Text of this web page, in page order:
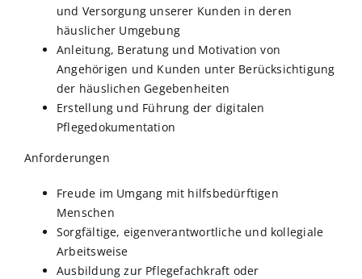
und Versorgung unserer Kunden in deren
häuslicher Umgebung
Anleitung, Beratung und Motivation von
Angehörigen und Kunden unter Berücksichtigung
der häuslichen Gegebenheiten
Erstellung und Führung der digitalen
Pflegedokumentation
Anforderungen
Freude im Umgang mit hilfsbedürftigen
Menschen
Sorgfältige, eigenverantwortliche und kollegiale
Arbeitsweise
Ausbildung zur Pflegefachkraft oder